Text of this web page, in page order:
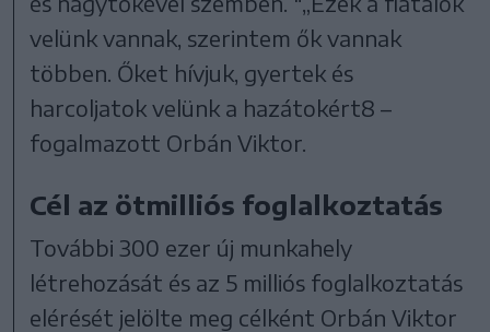
velünk vannak, szerintem ők vannak
többen. Őket hívjuk, gyertek és
harcoljatok velünk a hazátokért8 –
fogalmazott Orbán Viktor.
Cél az ötmilliós foglalkoztatás
További 300 ezer új munkahely
létrehozását és az 5 milliós foglalkoztatás
elérését jelölte meg célként Orbán Viktor